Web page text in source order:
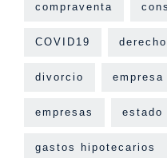
compraventa
COVID19 derecho
divorcio empresa
empresas estado
gastos hipotecarios